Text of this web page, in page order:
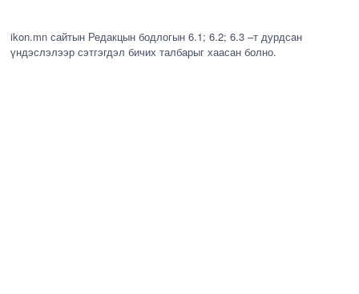
ikon.mn сайтын Редакцын бодлогын 6.1; 6.2; 6.3 –т дурдсан
үндэслэлээр сэтгэгдэл бичих талбарыг хаасан болно.